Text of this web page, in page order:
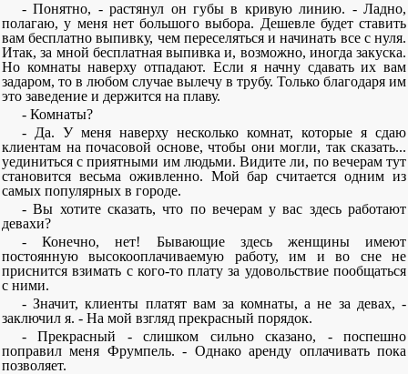
- Понятно, - растянул он губы в кривую линию. - Ладно,
полагаю, у меня нет большого выбора. Дешевле будет ставить
вам бесплатно выпивку, чем переселяться и начинать все с нуля.
Итак, за мной бесплатная выпивка и, возможно, иногда закуска.
Но комнаты наверху отпадают. Если я начну сдавать их вам
задаром, то в любом случае вылечу в трубу. Только благодаря им
это заведение и держится на плаву.
- Комнаты?
- Да. У меня наверху несколько комнат, которые я сдаю
клиентам на почасовой основе, чтобы они могли, так сказать...
уединиться с приятными им людьми. Видите ли, по вечерам тут
становится весьма оживленно. Мой бар считается одним из
самых популярных в городе.
- Вы хотите сказать, что по вечерам у вас здесь работают
девахи?
- Конечно, нет! Бывающие здесь женщины имеют
постоянную высокооплачиваемую работу, им и во сне не
приснится взимать с кого-то плату за удовольствие пообщаться
с ними.
- Значит, клиенты платят вам за комнаты, а не за девах, -
заключил я. - На мой взгляд прекрасный порядок.
- Прекрасный - слишком сильно сказано, - поспешно
поправил меня Фрумпель. - Однако аренду оплачивать пока
позволяет.